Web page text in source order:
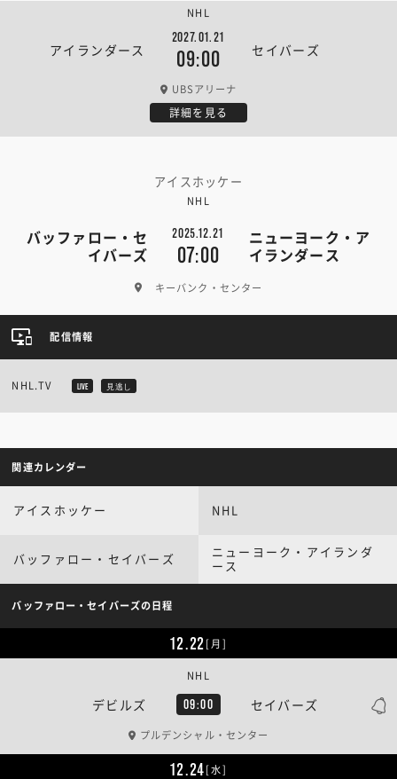
アイランダース
2027.01.21
09:00 セイバーズ
NHL
UBSアリーナ
詳細を見る
アイスホッケー
NHL
バッファロー・セ
イバーズ
2025.12.21
07:00
ニューヨーク・ア
イランダース
キーバンク・センター
配信情報
NHL.TV LIVE 見逃し
関連カレンダー
アイスホッケー NHL
バッファロー・セイバーズ
ニューヨーク・アイランダ
ース
バッファロー・セイバーズの日程
12.22[月]
デビルズ 09:00 セイバーズ
NHL
プルデンシャル・センター
12.24[水]